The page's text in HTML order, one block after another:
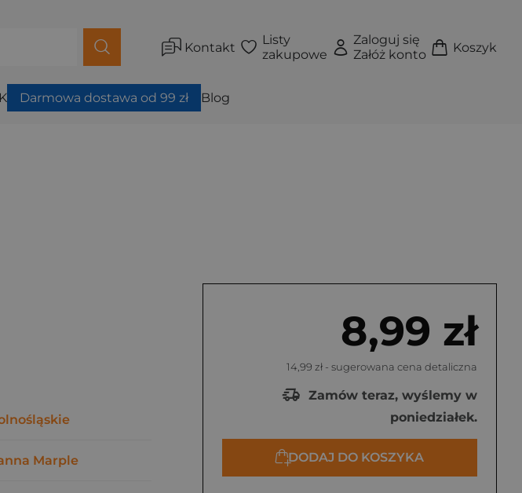
Kontakt
Listy
zakupowe
Zaloguj się
Załóż konto
Koszyk
Darmowa dostawa od 99 zł Blog
8,99 zł
14,99 zł - sugerowana cena detaliczna
Zamów teraz, wyślemy w
poniedziałek.
DODAJ DO KOSZYKA
Marple